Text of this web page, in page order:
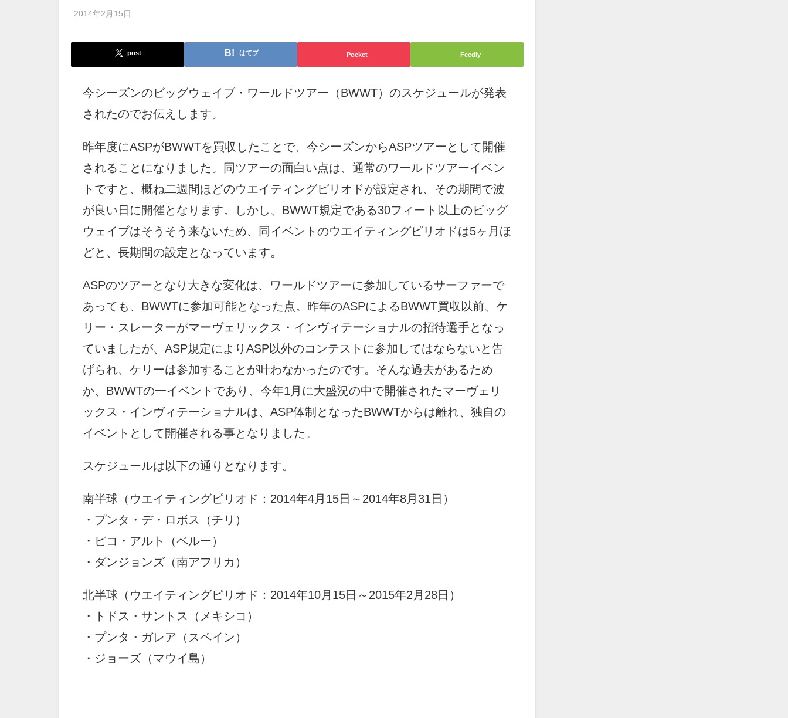
2014年2月15日
post はてブ Pocket Feedly
今シーズンのビッグウェイブ・ワールドツアー（BWWT）のスケジュールが発表
されたのでお伝えします。
昨年度にASPがBWWTを買収したことで、今シーズンからASPツアーとして開催
されることになりました。同ツアーの面白い点は、通常のワールドツアーイベン
トですと、概ね二週間ほどのウエイティングピリオドが設定され、その期間で波
が良い日に開催となります。しかし、BWWT規定である30フィート以上のビッグ
ウェイブはそうそう来ないため、同イベントのウエイティングピリオドは5ヶ月ほ
どと、長期間の設定となっています。
ASPのツアーとなり大きな変化は、ワールドツアーに参加しているサーファーで
あっても、BWWTに参加可能となった点。昨年のASPによるBWWT買収以前、ケ
リー・スレーターがマーヴェリックス・インヴィテーショナルの招待選手となっ
ていましたが、ASP規定によりASP以外のコンテストに参加してはならないと告
げられ、ケリーは参加することが叶わなかったのです。そんな過去があるため
か、BWWTの一イベントであり、今年1月に大盛況の中で開催されたマーヴェリ
ックス・インヴィテーショナルは、ASP体制となったBWWTからは離れ、独自の
イベントとして開催される事となりました。
スケジュールは以下の通りとなります。
南半球（ウエイティングピリオド：2014年4月15日～2014年8月31日）
・プンタ・デ・ロボス（チリ）
・ピコ・アルト（ペルー）
・ダンジョンズ（南アフリカ）
北半球（ウエイティングピリオド：2014年10月15日～2015年2月28日）
・トドス・サントス（メキシコ）
・プンタ・ガレア（スペイン）
・ジョーズ（マウイ島）